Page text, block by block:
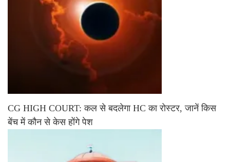
CG HIGH COURT: कल से बदलेगा HC का रोस्टर, जानें किस
बेंच में कौन से केस होंगे पेश